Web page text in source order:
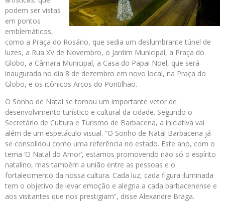
podem ser vistas
em pontos
emblemáticos,
como a Praça do Rosário, que sedia um deslumbrante túnel de
luzes, a Rua XV de Novembro, o Jardim Municipal, a Praça do
Globo, a Câmara Municipal, a Casa do Papai Noel, que será
inaugurada no dia 8 de dezembro em novo local, na Praça do
Globo, e os icônicos Arcos do Pontilhão.
O Sonho de Natal se tornou um importante vetor de
desenvolvimento turístico e cultural da cidade. Segundo o
Secretário de Cultura e Turismo de Barbacena, a iniciativa vai
além de um espetáculo visual. “O Sonho de Natal Barbacena já
se consolidou como uma referência no estado. Este ano, com o
tema ‘O Natal do Amor’, estamos promovendo não só o espírito
natalino, mas também a união entre as pessoas e o
fortalecimento da nossa cultura. Cada luz, cada figura iluminada
tem o objetivo de levar emoção e alegria a cada barbacenense e
aos visitantes que nos prestigiam”, disse Alexandre Braga.